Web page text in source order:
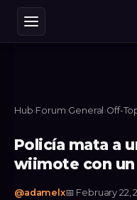
Hub›Forum›General ›Off-
Policía mata a
wiimote con un
@adamelx📅 February 22,